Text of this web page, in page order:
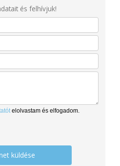
és felhívjuk!
elolvastam és elfogadom.
küldése